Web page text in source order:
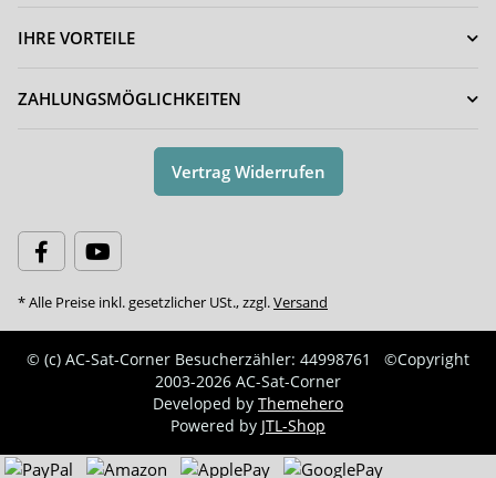
IHRE VORTEILE
ZAHLUNGSMÖGLICHKEITEN
Vertrag Widerrufen
* Alle Preise inkl. gesetzlicher USt., zzgl.Versand
© (c) AC-Sat-Corner Besucherzähler: 44998761
©Copyright
2003-2026 AC-Sat-Corner
Developed by Themehero
Powered by JTL-Shop